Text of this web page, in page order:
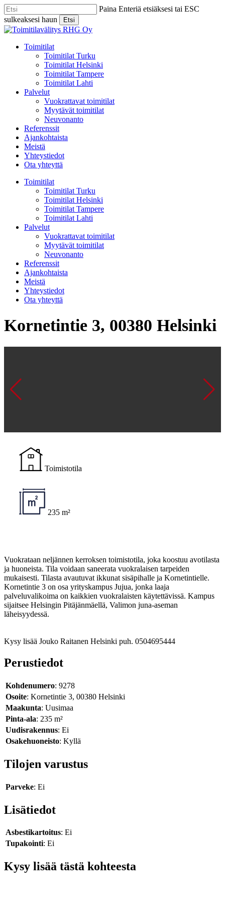
Skip
to
main
content
Paina Enteriä etsiäksesi tai ESC
sulkeaksesi haun
Etsi
Close
Menu
Toimitilat
Toimitilat Turku
Toimitilat Helsinki
Toimitilat Tampere
Toimitilat Lahti
Palvelut
Vuokrattavat toimitilat
Myytävät toimitilat
Neuvonanto
Referenssit
Ajankohtaista
Meistä
Yhteystiedot
Ota yhteyttä
Toimitilat
Toimitilat Turku
Toimitilat Helsinki
Toimitilat Tampere
Toimitilat Lahti
Palvelut
Vuokrattavat toimitilat
Myytävät toimitilat
Neuvonanto
Referenssit
Ajankohtaista
Meistä
Yhteystiedot
Ota yhteyttä
Kornetintie 3, 00380 Helsinki
Toimistotila
235 m²
Vuokrataan neljännen kerroksen toimistotila, joka koostuu avotilasta
ja huoneista. Tila voidaan saneerata vuokralaisen tarpeiden
mukaisesti. Tilasta avautuvat ikkunat sisäpihalle ja Kornetintielle.
Kornetintie 3 on osa yrityskampus Jujua, jonka laaja
palveluvalikoima on kaikkien vuokralaisten käytettävissä. Kampus
sijaitsee Helsingin Pitäjänmäellä, Valimon juna-aseman
läheisyydessä.
Kysy lisää Jouko Raitanen Helsinki puh. 0504695444
Perustiedot
Kohdenumero: 9278
Osoite: Kornetintie 3, 00380 Helsinki
Maakunta: Uusimaa
Pinta-ala: 235 m²
Uudisrakennus: Ei
Osakehuoneisto: Kyllä
Tilojen varustus
Parveke: Ei
Lisätiedot
Asbestikartoitus: Ei
Tupakointi: Ei
Kysy lisää tästä kohteesta